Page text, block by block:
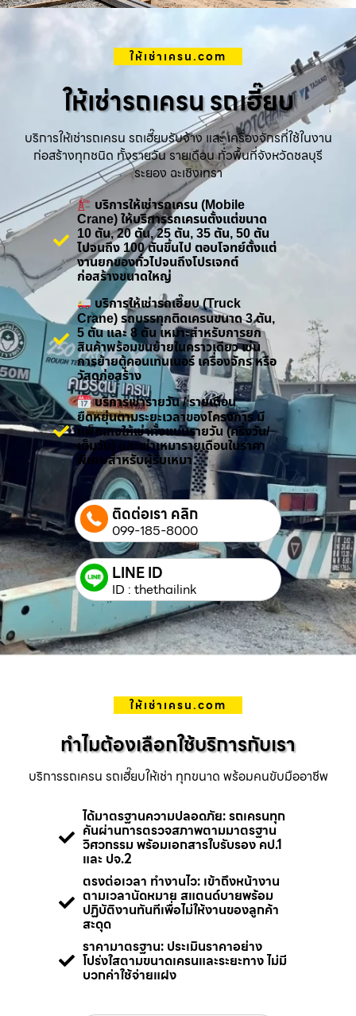
ให้เช่าเครน.com
ให้เช่ารถเครน รถเฮี๊ยบ
บริการให้เช่ารถเครน รถเฮี๊ยบรับจ้าง และ เครื่องจักรที่ใช้ในงาน
ก่อสร้างทุกชนิด ทั้งรายวัน รายเดือน ทั่วพื้นที่จังหวัดชลบุรี
ระยอง ฉะเชิงเทรา
บริการให้เช่ารถเครน (Mobile
Crane) ให้บริการรถเครนตั้งแต่ขนาด
10 ตัน, 20 ตัน, 25 ตัน, 35 ตัน, 50 ตัน
ไปจนถึง 100 ตันขึ้นไป ตอบโจทย์ตั้งแต่
งานยกของทั่วไปจนถึงโปรเจกต์
ก่อสร้างขนาดใหญ่
บริการให้เช่ารถเฮี๊ยบ (Truck
Crane) รถบรรทุกติดเครนขนาด 3 ตัน,
5 ตัน และ 8 ตัน เหมาะสำหรับการยก
สินค้าพร้อมขนย้ายในคราวเดียว เช่น
การย้ายตู้คอนเทนเนอร์ เครื่องจักร หรือ
วัสดุก่อสร้าง
บริการเช่ารายวัน / รายเดือน
ยืดหยุ่นตามระยะเวลาของโครงการ มี
แพ็กเกจให้เช่าทั้งแบบรายวัน (ครึ่งวัน/
เต็มวัน) และเช่าเหมารายเดือนในราคา
พิเศษสำหรับผู้รับเหมา
ติดต่อเรา คลิก
099-185-8000
LINE ID
ID : thethailink
ให้เช่าเครน.com
ทำไมต้องเลือกใช้บริการกับเรา
บริการรถเครน รถเฮี๊ยบให้เช่า ทุกขนาด พร้อมคนขับมืออาชีพ
ได้มาตรฐานความปลอดภัย: รถเครนทุก
คันผ่านการตรวจสภาพตามมาตรฐาน
วิศวกรรม พร้อมเอกสารใบรับรอง คป.1
และ ปจ.2
ตรงต่อเวลา ทำงานไว: เข้าถึงหน้างาน
ตามเวลานัดหมาย สแตนด์บายพร้อม
ปฏิบัติงานทันทีเพื่อไม่ให้งานของลูกค้า
สะดุด
ราคามาตรฐาน: ประเมินราคาอย่าง
โปร่งใสตามขนาดเครนและระยะทาง ไม่มี
บวกค่าใช้จ่ายแฝง